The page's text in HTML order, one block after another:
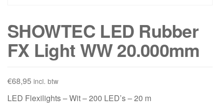
SHOWTEC LED Rubber
FX Light WW 20.000mm
€68,95 incl. btw
LED Flexilights – Wit – 200 LED’s – 20 m